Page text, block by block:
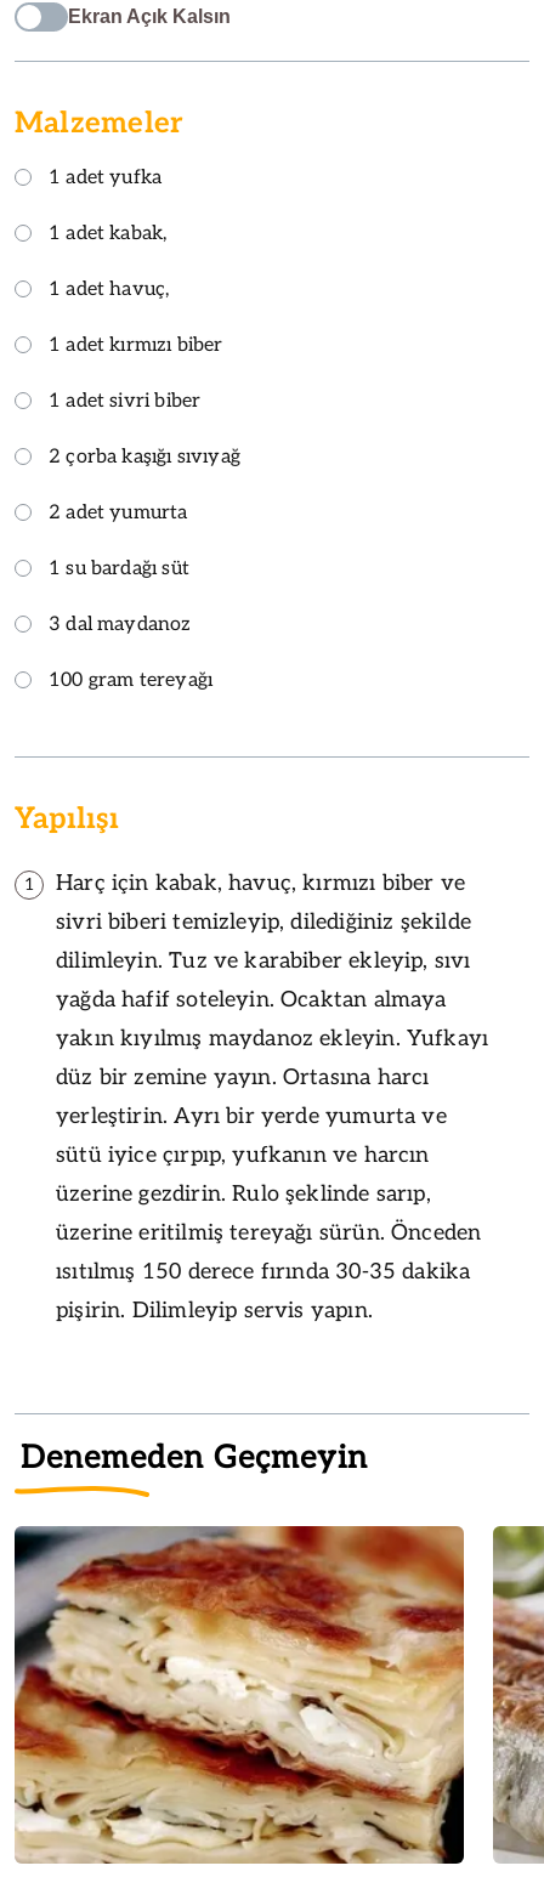
Ekran Açık Kalsın
Malzemeler
1 adet yufka
1 adet kabak,
1 adet havuç,
1 adet kırmızı biber
1 adet sivri biber
2 çorba kaşığı sıvıyağ
2 adet yumurta
1 su bardağı süt
3 dal maydanoz
100 gram tereyağı
Yapılışı
1
Harç için kabak, havuç, kırmızı biber ve
sivri biberi temizleyip, dilediğiniz şekilde
dilimleyin. Tuz ve karabiber ekleyip, sıvı
yağda hafif soteleyin. Ocaktan almaya
yakın kıyılmış maydanoz ekleyin. Yufkayı
düz bir zemine yayın. Ortasına harcı
yerleştirin. Ayrı bir yerde yumurta ve
sütü iyice çırpıp, yufkanın ve harcın
üzerine gezdirin. Rulo şeklinde sarıp,
üzerine eritilmiş tereyağı sürün. Önceden
ısıtılmış 150 derece fırında 30-35 dakika
pişirin. Dilimleyip servis yapın.
Denemeden Geçmeyin